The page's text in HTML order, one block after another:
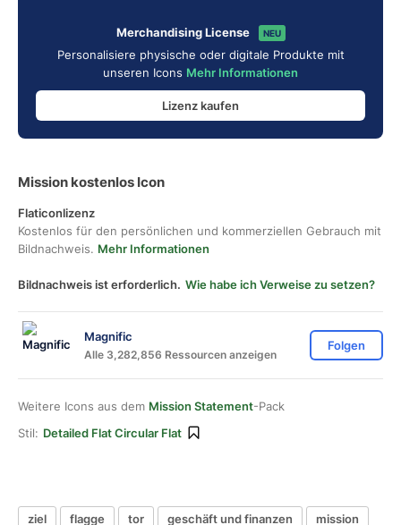
Merchandising License NEU
Personalisiere physische oder digitale Produkte mit
unseren Icons Mehr Informationen
Lizenz kaufen
Mission kostenlos Icon
Flaticonlizenz
Kostenlos für den persönlichen und kommerziellen Gebrauch mit
Bildnachweis. Mehr Informationen
Bildnachweis ist erforderlich. Wie habe ich Verweise zu setzen?
Magnific
Alle 3,282,856 Ressourcen anzeigen
Folgen
Weitere Icons aus dem Mission Statement-Pack
Stil: Detailed Flat Circular Flat
ziel flagge tor geschäft und finanzen
mission